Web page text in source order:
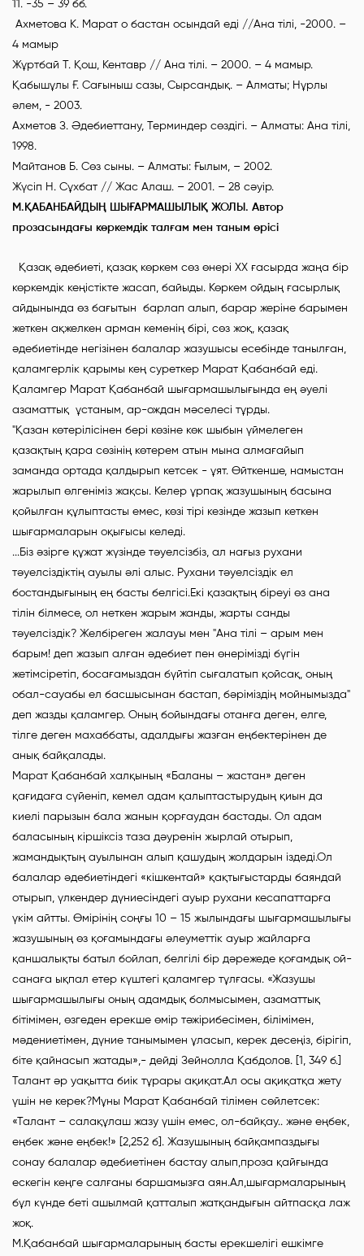
11. -35 – 39 бб.
Ахметова К. Марат о бастан осындай еді //Ана тілі, -2000. –
4 мамыр
Жұртбай Т. Қош, Кентавр // Ана тілі. – 2000. – 4 мамыр.
Қабышұлы Ғ. Сағыныш сазы, Сырсандық. – Алматы; Нұрлы
әлем, - 2003.
Ахметов З. Әдебиеттану, Терминдер сөздігі. – Алматы: Ана тілі,
1998.
Майтанов Б. Сөз сыны. – Алматы: Ғылым, – 2002.
Жүсіп Н. Сұхбат // Жас Алаш. – 2001. – 28 сәуір.
М.ҚАБАНБАЙДЫҢ ШЫҒАРМАШЫЛЫҚ ЖОЛЫ. Автор
прозасындағы көркемдік талғам мен таным өрісі
Қазақ әдебиеті, қазақ көркем сөз өнері XX ғасырда жаңа бір
көркемдік кеңістікте жасап, байыды. Көркем ойдың ғасырлық
айдынында өз бағытын барлап алып, барар жеріне барымен
жеткен ақжелкен арман кеменің бірі, сөз жоқ, қазақ
әдебиетінде негізінен балалар жазушысы есебінде танылған,
қаламгерлік қарымы кең суреткер Марат Қабанбай еді.
Қаламгер Марат Қабанбай шығармашылығында ең әуелі
азаматтық ұстаным, ар-ождан мәселесі тұрды.
"Қaзан көтерілісінен бері көзіне көк шыбын үймелеген
қазақтың қара сөзінің көтерем атын мына алмағайып
заманда ортада қалдырып кетсек - ұят. Өйткенше, намыстан
жарылып өлгеніміз жақсы. Келер ұрпақ жазушының басына
қойылған құлыптасты емес, көзі тірі кезінде жазып кеткен
шығармаларын оқығысы келеді.
...Біз әзірге құжат жүзінде тәуелсізбіз, ал нағыз рухани
тәуелсіздіктің ауылы әлі алыс. Рухани тәуелсіздік ел
бостандығының ең басты белгісі.Екі қазақтың біреуі өз ана
тілін білмесе, ол неткен жарым жанды, жарты санды
тәуелсіздік? Желбіреген жалауы мен "Ана тілі – арым мен
барым! деп жазып алған әдебиет пен өнерімізді бүгін
жетімсіретіп, босағамыздан бүйтіп сығалатып қойсақ, оның
обал-сауабы ел басшысынан бастап, бәріміздің мойнымызда"
деп жазды қаламгер. Оның бойындағы отанға деген, елге,
тілге деген махаббаты, адалдығы жазған еңбектерінен де
анық байқалады.
Марат Қабанбай халқының «Баланы – жастан» деген
қағидаға сүйеніп, кемел адам қалыптастырудың қиын да
киелі парызын бала жанын қорғаудан бастады. Ол адам
баласының кіршіксіз таза дәуренін жырлай отырып,
жамандықтың ауылынан алып қашудың жолдарын іздеді.Ол
балалар әдебиетіндегі «кішкентай» қақтығыстарды баяндай
отырып, үлкендер дүниесіндегі ауыр рухани кесапаттарға
үкім айтты. Өмірінің соңғы 10 – 15 жылындағы шығармашылығы
жазушының өз қоғамындағы әлеуметтік ауыр жайларға
қаншалықты батыл бойлап, белгілі бір дәрежеде қоғамдық ой-
санаға ықпал етер күштегі қаламгер тұлғасы. «Жазушы
шығармашылығы оның адамдық болмысымен, азаматтық
бітімімен, өзгеден ерекше өмір тәжірибесімен, білімімен,
мәдениетімен, дүние танымымен ұласып, керек десеңіз, бірігіп,
біте қайнасып жатады»,- дейді Зейнолла Қабдолов. [1, 349 б.]
Талант әр уақытта биік тұрары ақиқат.Ал осы ақиқатқа жету
үшін не керек?Мұны Марат Қабанбай тілімен сөйлетсек:
«Талант – салақұлаш жазу үшін емес, ол-байқау.. және еңбек,
еңбек және еңбек!» [2,252 б]. Жазушының байқампаздығы
сонау балалар әдебиетінен бастау алып,проза қайғында
ескегін кеңге салғаны баршамызға аян.Ал,шығармаларының
бұл күнде беті ашылмай қатталып жатқандығын айтпасқа лаж
жоқ.
М.Қабанбай шығармаларының басты ерекшелігі ешкімге